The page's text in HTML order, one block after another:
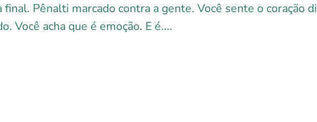
final. Pênalti marcado contra a gente. Você sente o coração
Você acha que é emoção. E é....